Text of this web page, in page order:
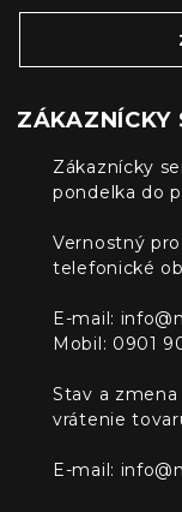
ZÁKAZNÍCKY
Zákaznícky
pondelka do
Vernostný
telefonické
E-mail:
Mobil: 0901
Stav a
vrátenie
E-mail: